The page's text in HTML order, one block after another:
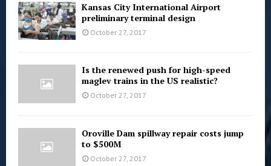
Kansas City International Airport
preliminary terminal design
October 27, 2017
Is the renewed push for high-speed
maglev trains in the US realistic?
October 27, 2017
Oroville Dam spillway repair costs jump
to $500M
October 27, 2017